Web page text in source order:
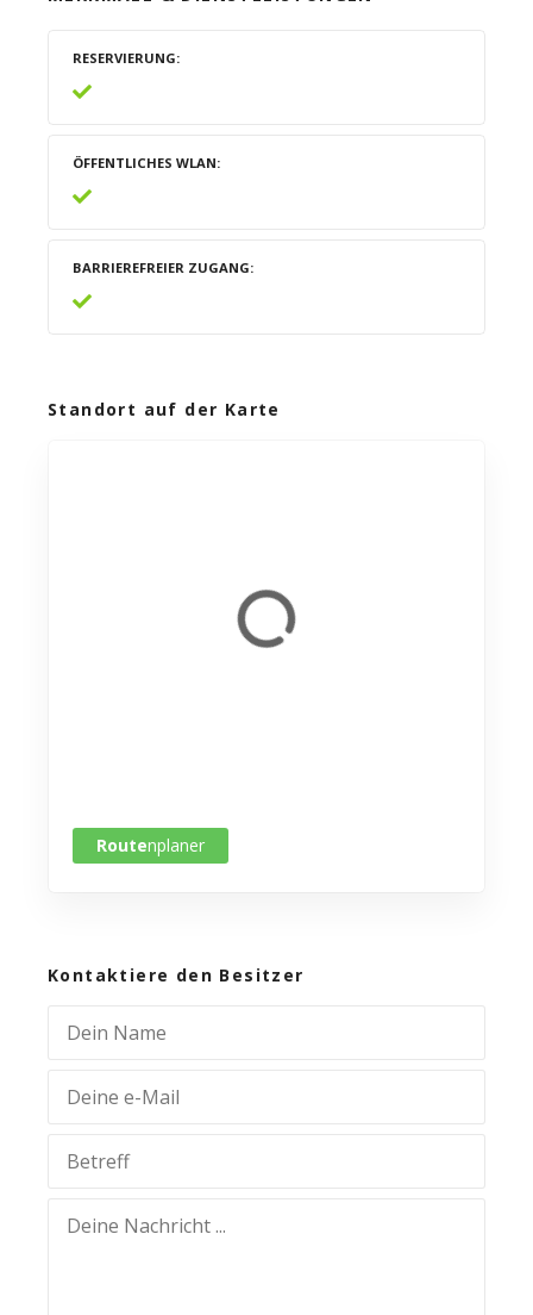
RESERVIERUNG
ÖFFENTLICHES WLAN
BARRIEREFREIER ZUGANG
Standort auf der Karte
Routenplaner
Kontaktiere den Besitzer